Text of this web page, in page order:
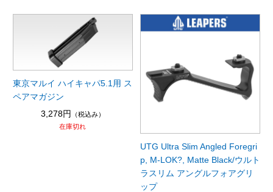
東京マルイ ハイキャパ5.1用 ス
ペアマガジン
3,278円
（税込み）
在庫切れ
UTG Ultra Slim Angled Foregri
p, M-LOK?, Matte Black/ウルト
ラスリム アングルフォアグリ
ップ